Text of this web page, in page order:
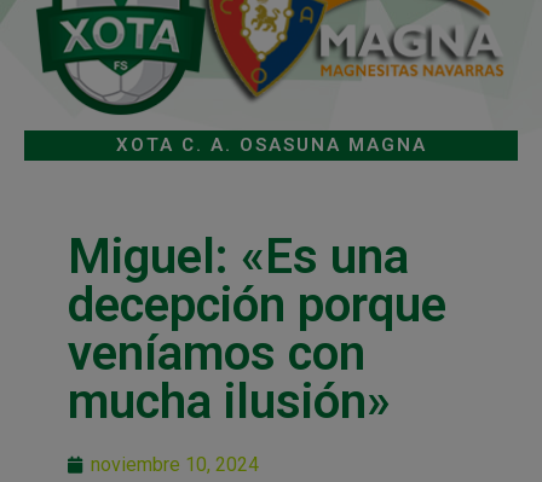
XOTA C. A. OSASUNA MAGNA
Miguel: «Es una
decepción porque
veníamos con
mucha ilusión»
noviembre 10, 2024